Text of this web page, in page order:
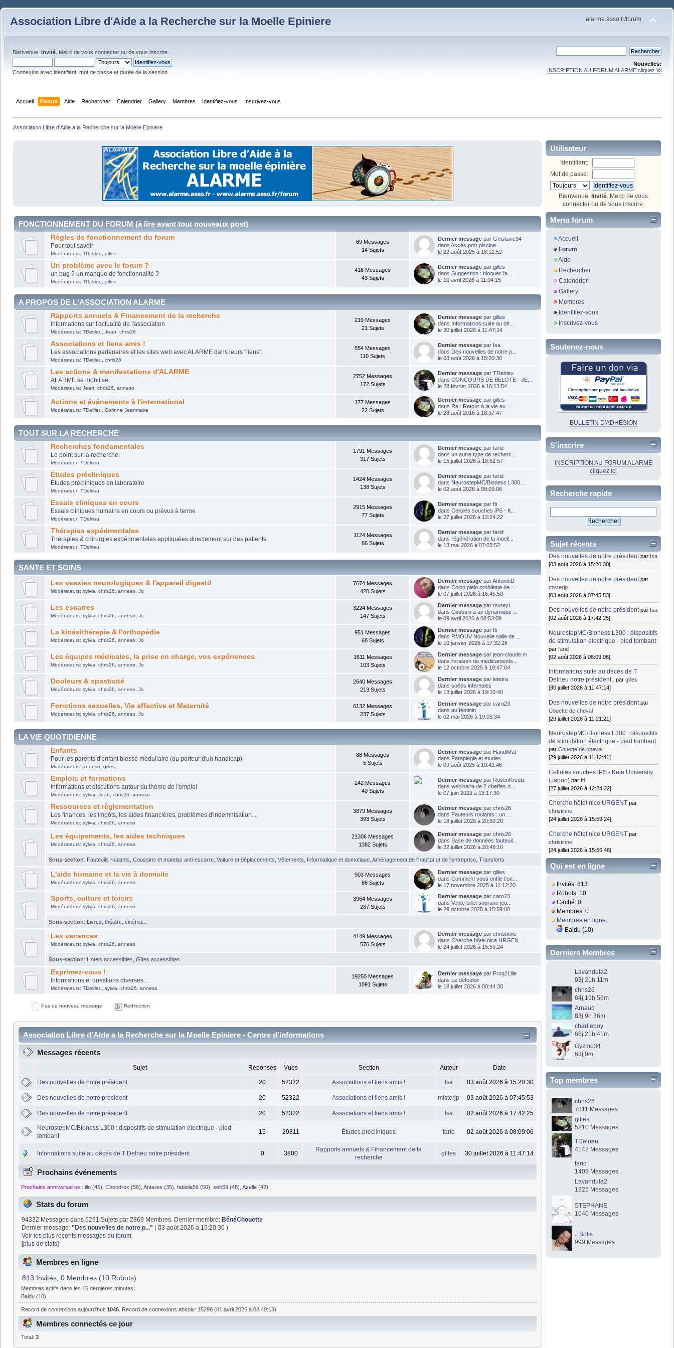
Association Libre d'Aide a la Recherche sur la Moelle Epiniere alarme.asso.fr/forum
Bienvenue, Invité . Merci de vous connecter ou de vous inscrire
Connexion avec identifiant, mot de passe et durée de la session
Nouvelles:
INSCRIPTION AU FORUM ALARME cliquez ici
Accueil Forum Aide Rechercher Calendrier Gallery Membres Identifiez-vous Inscrivez-vous
Association Libre d'Aide a la Recherche sur la Moelle Epiniere
FONCTIONNEMENT DU FORUM (à lire avant tout nouveaux post)
Règles de fonctionnement du forum
Pour tout savoir
Modérateurs: TDelrieu, gilles
69 Messages
14 Sujets
Dernier message parGhislaine34
dansAccès pmr piscine
le 22 août 2025 à 18:12:52
Un problème avec le forum ?
un bug ? un manque de fonctionnalité ?
Modérateurs: TDelrieu, gilles
418 Messages
43 Sujets
Dernier message pargilles
dansSuggestion : bloquer l'a...
le 10 avril 2026 à 11:04:15
A PROPOS DE L'ASSOCIATION ALARME
Rapports annuels & Financement de la recherche
Informations sur l'actualité de l'association
Modérateurs: TDelrieu, Jean, chris26
219 Messages
21 Sujets
Dernier message pargilles
dans Informations suite au dé...
le 30 juillet 2026 à 11:47:14
Associations et liens amis !
Les associations partenaires et les sites web avec ALARME dans leurs "liens".
Modérateurs: TDelrieu, chris26
554 Messages
110 Sujets
Dernier message par Isa
dans Des nouvelles de notre p...
le 03 août 2026 à 15:20:30
Les actions & manifestations d'ALARME
ALARME se mobilise
Modérateurs: Jean, chris26, anneso
2752 Messages
172 Sujets
Dernier message parTDelrieu
dansCONCOURS DE BELOTE - JE...
le 28 février 2026 à 16:13:54
Actions et évènements à l'international
Modérateurs: TDelrieu, Corinne Jeanmaire
177 Messages
22 Sujets
Dernier message pargilles
dans Re : Retour à la vie au ...
le 28 août 2016 à 18:37:47
TOUT SUR LA RECHERCHE
Recherches fondamentales
Le point sur la recherche.
Modérateur: TDelrieu
1791 Messages
317 Sujets
Dernier message parfarid
dansun autre type de recherc...
le 15 juillet 2026 à 18:52:57
Études précliniques
Études précliniques en laboratoire
Modérateur: TDelrieu
1424 Messages
138 Sujets
Dernier message parfarid
dans NeurostepMC/Bioness L300...
le 02 août 2026 à 08:09:06
Essais cliniques en cours
Essais cliniques humains en cours ou prévus à terme
Modérateur: TDelrieu
2915 Messages
77 Sujets
Dernier message parfti
dansCellules souches iPS - K...
le 27 juillet 2026 à 12:24:22
Thérapies expérimentales
Thérapies & chirurgies expérimentales appliquées directement sur des patients.
Modérateur: TDelrieu
1124 Messages
66 Sujets
Dernier message parfarid
dansrégénération de la moell...
le 13 mai 2026 à 07:03:52
SANTE ET SOINS
Les vessies neurologiques & l'appareil digestif
Modérateurs: sylvia, chris26, anneso, Jo
7674 Messages
420 Sujets
Dernier message parAntoninD
dansColon plein problème de ...
le 07 juillet 2026 à 16:45:50
Les escarres
Modérateurs: sylvia, chris26, anneso, Jo
3224 Messages
147 Sujets
Dernier message parmureyt
dansCoussin à air dynamique ...
le 09 avril 2026 à 08:53:09
La kinésithérapie & l'orthopédie
Modérateurs: sylvia, chris26, anneso, Jo
951 Messages
68 Sujets
Dernier message parfti
dans RMOUV Nouvelle salle de ...
le 10 janvier 2026 à 17:32:26
Les équipes médicales, la prise en charge, vos expériences
Modérateurs: sylvia, chris26, anneso, Jo
1611 Messages
103 Sujets
Dernier message parjean-claude.m
dans livraison de médicaments...
le 12 octobre 2025 à 19:47:04
Douleurs & spasticité
Modérateurs: sylvia, chris26, anneso, Jo
2640 Messages
213 Sujets
Dernier message par letetra
danssuées infernales
le 13 juillet 2026 à 19:10:40
Fonctions sexuelles, Vie affective et Maternité
Modérateurs: sylvia, chris26, anneso, Jo
6132 Messages
237 Sujets
Dernier message parcaro23
dansau féminin
le 02 mai 2026 à 19:03:34
LA VIE QUOTIDIENNE
Enfants
Pour les parents d'enfant blessé médullaire (ou porteur d'un handicap)
Modérateurs: anneso, gilles
88 Messages
5 Sujets
Dernier message par HandiMat
dans Paraplégie et études
le 09 août 2025 à 10:41:46
Emplois et formations
Informations et discutions autour du thème de l'emploi
Modérateurs: sylvia, Jean, chris26, anneso
242 Messages
40 Sujets
Dernier message par RosenKreutz
danswebinaire de 2 cheffes d...
le 07 juin 2022 à 13:17:30
Ressources et règlementation
Les finances, les impôts, les aides financières, problèmes d'indemnisation...
Modérateurs: sylvia, chris26, anneso
3879 Messages
393 Sujets
Dernier message parchris26
dans Fauteuils roulants : un ...
le 18 juillet 2026 à 20:50:20
Les équipements, les aides techniques
Modérateurs: sylvia, chris26, anneso
21306 Messages
1382 Sujets
Dernier message parchris26
dans Base de données fauteuil...
le 22 juillet 2026 à 20:48:10
Sous-section: Fauteuils roulants Coussins et matelas anti-escarre Voiture et déplacements Vêtements Informatique et domotique Aménagement de l'habitat et de l'entreprise Transferts
L'aide humaine et la vie à domicile
Modérateurs: sylvia, chris26, anneso
903 Messages
86 Sujets
Dernier message pargilles
dansComment vous enfile t'on...
le 17 novembre 2025 à 11:12:20
Sports, culture et loisirs
Modérateurs: sylvia, chris26, anneso
3964 Messages
287 Sujets
Dernier message parcaro23
dansVente billet soprano jeu...
le 29 octobre 2025 à 15:59:08
Sous-section: Livres, théatre, cinéma...
Les vacances
Modérateurs: sylvia, chris26, anneso
4149 Messages
576 Sujets
Dernier message parchristinne
dansCherche hôtel nice URGEN...
le 24 juillet 2026 à 15:59:24
Sous-section: Hotels accessibles Gîtes accessibles
Exprimez-vous !
Informations et questions diverses...
Modérateurs: TDelrieu, sylvia, chris26, anneso
19250 Messages
1091 Sujets
Dernier message par Frog2Lille
dans
Le défouloir
le 18 juillet 2026 à 00:44:30
Pas de nouveau message Redirection
Association Libre d'Aide a la Recherche sur la Moelle Epiniere - Centre d'informations
Messages récents
Sujet Réponses Vues Section Auteur Date
Des nouvelles de notre président 20 52322 Associations et liens amis ! Isa 03 août 2026 à 15:20:30
Des nouvelles de notre président 20 52322 Associations et liens amis ! misterjp 03 août 2026 à 07:45:53
Des nouvelles de notre président 20 52322 Associations et liens amis ! Isa 02 août 2026 à 17:42:25
NeurostepMC/Bioness L300 : dispositifs de stimulation électrique - pied
tombant
15 29811 Études précliniques farid 02 août 2026 à 08:09:06
Informations suite au décès de T Delrieu notre président . 0 3800
Rapports annuels & Financement de la
recherche
gilles 30 juillet 2026 à 11:47:14
Prochains événements
Prochains anniversaires : lilo (45) ,Chondrox (56) ,Antares (35) ,fabiola56 (50) ,seb59 (48) ,Axelle (42)
Stats du forum
94332 Messages dans 6291 Sujets par 2869 Membres. Dernier membre: BénéChouette
Dernier message:" Des nouvelles de notre p..." ( 03 août 2026 à 15:20:30 )
Voir les plus récents messages du forum.
[plus de stats]
Membres en ligne
813 Invités, 0 Membres (10 Robots)
Membres actifs dans les 15 dernières minutes:
Baidu (10)
Record de connexions aujourd'hui:1046 . Record de connexions absolu: 15298 (01 avril 2026 à 08:40:13)
Membres connectés ce jour
Total:3
Utilisateur
Identifiant:
Mot de passe:
Bienvenue, Invité . Merci de vous
connecterou de vous inscrire
Menu forum
Accueil
Forum
Aide
Rechercher
Calendrier
Gallery
Membres
Identifiez-vous
Inscrivez-vous
Soutenez-nous
BULLETIN D'ADHÉSION
S'inscrire
INSCRIPTION AU FORUM ALARME
cliquez ici
Recherche rapide
Sujet récents
Des nouvelles de notre président par Isa
[03 août 2026 à 15:20:30]
Des nouvelles de notre président par
misterjp
[03 août 2026 à 07:45:53]
Des nouvelles de notre président par Isa
[02 août 2026 à 17:42:25]
NeurostepMC/Bioness L300 : dispositifs
de stimulation électrique - pied tombant
parfarid
[02 août 2026 à 08:09:06]
Informations suite au décès de T
Delrieu notre président . pargilles
[30 juillet 2026 à 11:47:14]
Des nouvelles de notre président par
Couette de cheval
[29 juillet 2026 à 11:21:21]
NeurostepMC/Bioness L300 : dispositifs
de stimulation électrique - pied tombant
parCouette de cheval
[29 juillet 2026 à 11:12:41]
Cellules souches iPS - Keio University
(Japon) parfti
[27 juillet 2026 à 12:24:22]
Cherche hôtel nice URGENT par
christinne
[24 juillet 2026 à 15:59:24]
Cherche hôtel nice URGENT par
christinne
[24 juillet 2026 à 15:56:46]
Qui est en ligne
Invités: 813
Robots: 10
Caché: 0
Membres: 0
Membres en ligne:
Baidu (10)
Derniers Membres
Lavandula2
93j 21h 11m
chris26
84j 19h 56m
Arnaud
83j 9h 36m
charlieboy
66j 21h 41m
Gyzmo34
63j 9m
Top membres
chris26
7311 Messages
gilles
5210 Messages
TDelrieu
4142 Messages
farid
1408 Messages
Lavandula2
1325 Messages
STEPHANE
1040 Messages
J.Solis
999 Messages